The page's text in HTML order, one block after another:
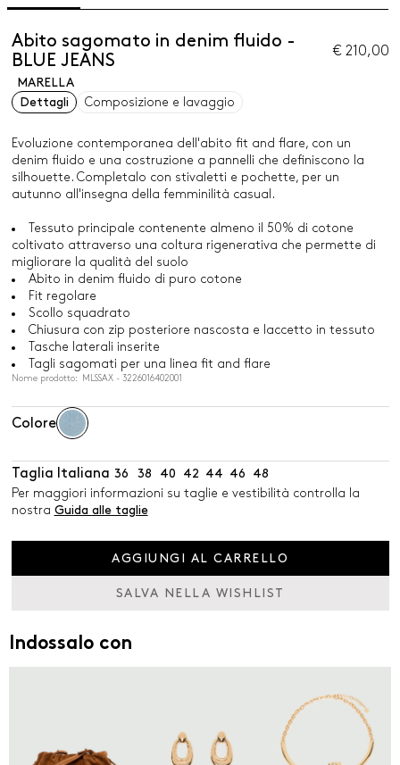
Abito sagomato in denim fluido -
BLUE JEANS
€ 210,00
MARELLA
Dettagli
Composizione e lavaggio
Evoluzione contemporanea dell'abito fit and flare, con un
denim fluido e una costruzione a pannelli che definiscono la
silhouette. Completalo con stivaletti e pochette, per un
autunno all'insegna della femminilità casual.
Tessuto principale contenente almeno il 50% di cotone
coltivato attraverso una coltura rigenerativa che permette di
migliorare la qualità del suolo
Abito in denim fluido di puro cotone
Fit regolare
Scollo squadrato
Chiusura con zip posteriore nascosta e laccetto in tessuto
Tasche laterali inserite
Tagli sagomati per una linea fit and flare
Nome prodotto: MLSSAX - 3226016402001
Colore
Taglia Italiana 36 38 40 42 44 46
48
Per maggiori informazioni su taglie e vestibilità controlla la
nostra Guida alle taglie
AGGIUNGI AL CARRELLO
SALVA NELLA WISHLIST
Indossalo con